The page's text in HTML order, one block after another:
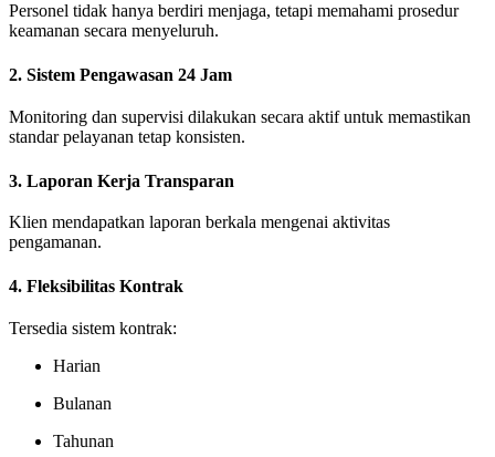
Personel tidak hanya berdiri menjaga, tetapi memahami prosedur
keamanan secara menyeluruh.
2. Sistem Pengawasan 24 Jam
Monitoring dan supervisi dilakukan secara aktif untuk memastikan
standar pelayanan tetap konsisten.
3. Laporan Kerja Transparan
Klien mendapatkan laporan berkala mengenai aktivitas
pengamanan.
4. Fleksibilitas Kontrak
Tersedia sistem kontrak:
Harian
Bulanan
Tahunan